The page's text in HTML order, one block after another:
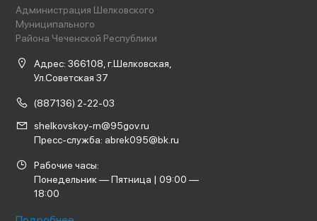
Администрация Шелковского
Муниципального
Района Чеченской Республики
Адрес: 366108, г.Шелковская,
Ул.Советская 37
(887136) 2-22-03
shelkovskoy-rn@95gov.ru
Пресс-служба: abrek095@bk.ru
Рабочие часы:
Понедельник — Пятница | 09:00 —
18:00